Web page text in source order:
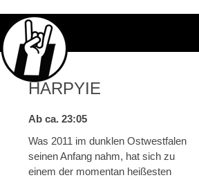
HARPYIE
Ab ca. 23:05
Was 2011 im dunklen Ostwestfalen
seinen Anfang nahm, hat sich zu
einem der momentan heißesten